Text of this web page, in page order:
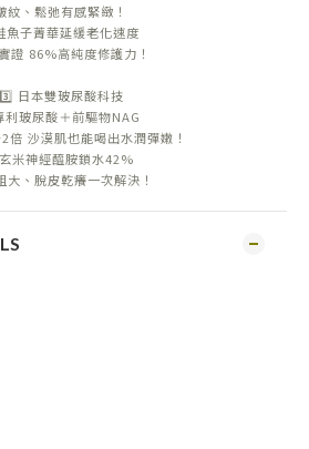
紋、鬆弛有感緊緻！
魚子菁華延緩老化速度
證 86%高純度修護力！
3️⃣ 日本雙玻尿酸科技
利玻尿酸＋前驅物NAG
倍 沙漠肌也能喝出水潤彈嫩！
米神經醯胺鎖水42%
大、脫皮乾癢一次解決！